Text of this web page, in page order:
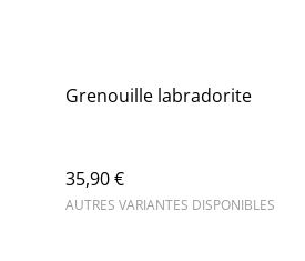
Grenouille labradorite
35,90 €
AUTRES VARIANTES DISPONIBLES